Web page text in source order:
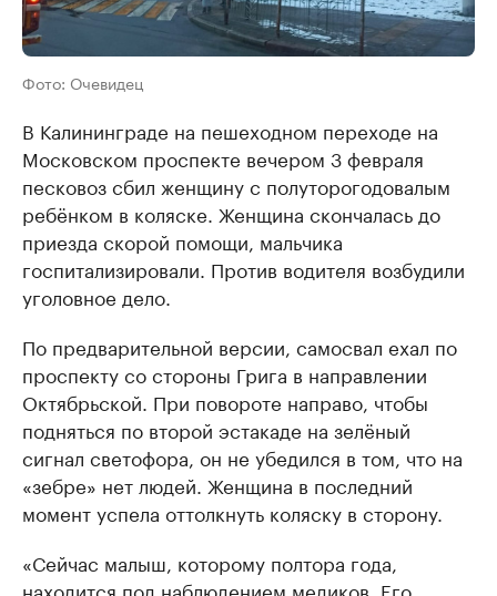
Фото: Очевидец
В Калининграде на пешеходном переходе на
Московском проспекте вечером 3 февраля
песковоз сбил женщину с полуторогодовалым
ребёнком в коляске. Женщина скончалась до
приезда скорой помощи, мальчика
госпитализировали. Против водителя возбудили
уголовное дело.
По предварительной версии, самосвал ехал по
проспекту со стороны Грига в направлении
Октябрьской. При повороте направо, чтобы
подняться по второй эстакаде на зелёный
сигнал светофора, он не убедился в том, что на
«зебре» нет людей. Женщина в последний
момент успела оттолкнуть коляску в сторону.
«Сейчас малыш, которому полтора года,
находится под наблюдением медиков. Его